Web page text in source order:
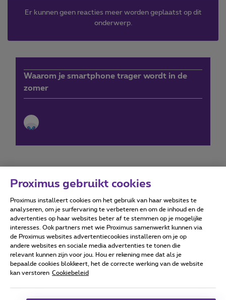
Er kunnen geen reacties meer worden geplaatst op dit
onderwerp.
Waarom je smartphone trager wordt in de
zomer
Forumvoorwaarden Accessibility statement
Alle rechten voorbehouden. © Proximus
Algemene voorwaarden, consumenteninfo
Proximus gebruikt cookies
Proximus installeert cookies om het gebruik van haar websites te
analyseren, om je surfervaring te verbeteren en om de inhoud en de
advertenties op haar websites beter af te stemmen op je mogelijke
interesses. Ook partners met wie Proximus samenwerkt kunnen via
de Proximus websites advertentiecookies installeren om je op
andere websites en sociale media advertenties te tonen die
relevant kunnen zijn voor jou. Hou er rekening mee dat als je
bepaalde cookies blokkeert, het de correcte werking van de website
kan verstoren Cookiebeleid